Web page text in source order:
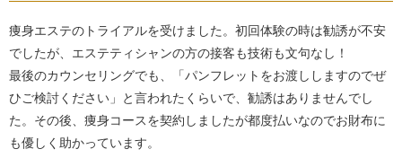
痩身エステのトライアルを受けました。初回体験の時は勧誘が不安
でしたが、エステティシャンの方の接客も技術も文句なし！
最後のカウンセリングでも、「パンフレットをお渡ししますのでぜ
ひご検討ください」と言われたくらいで、勧誘はありませんでし
た。その後、痩身コースを契約しましたが都度払いなのでお財布に
も優しく助かっています。